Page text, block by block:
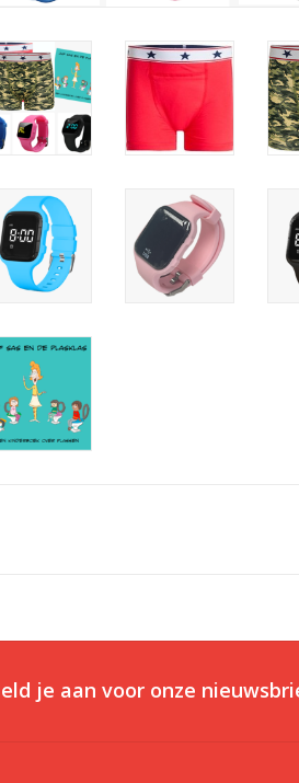
je aan voor onze